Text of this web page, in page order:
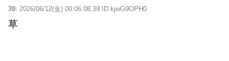
39: 2026/06/12(金) 00:06:08.39 ID:kjwG9OPH0
草